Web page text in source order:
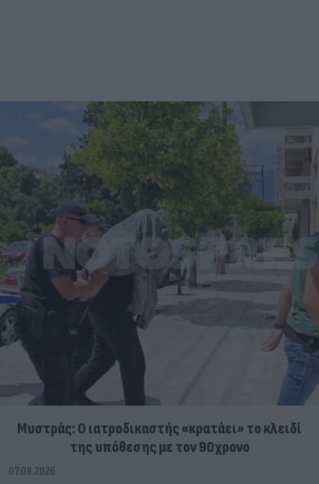
Μυστράς: Ο ιατροδικαστής «κρατάει» το κλειδί
της υπόθεσης με τον 90χρονο
07.08.2026